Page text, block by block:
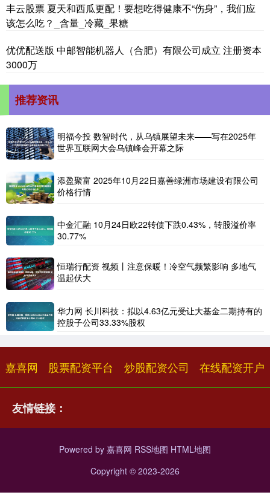
丰云股票 夏天和西瓜更配！要想吃得健康不“伤身”，我们应
该怎么吃？_含量_冷藏_果糖
优优配送版 中邮智能机器人（合肥）有限公司成立 注册资本
3000万
推荐资讯
明福今投 数智时代，从乌镇展望未来——写在2025年
世界互联网大会乌镇峰会开幕之际
添盈聚富 2025年10月22日嘉善绿洲市场建设有限公司
价格行情
中金汇融 10月24日欧22转债下跌0.43%，转股溢价率
30.77%
恒瑞行配资 视频丨注意保暖！冷空气频繁影响 多地气
温起伏大
华力网 长川科技：拟以4.63亿元受让大基金二期持有的
控股子公司33.33%股权
嘉喜网 股票配资平台 炒股配资公司 在线配资开户
友情链接：
Powered by 嘉喜网 RSS地图 HTML地图
Copyright © 2023-2026